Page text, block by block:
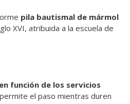
pila bautismal de mármol
XVI, atribuida a la escuela de
función de los servicios
el paso mientras duren